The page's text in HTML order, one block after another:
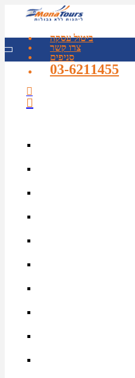
ביטול עסקה
צרו קשר
סניפים
03-6211455